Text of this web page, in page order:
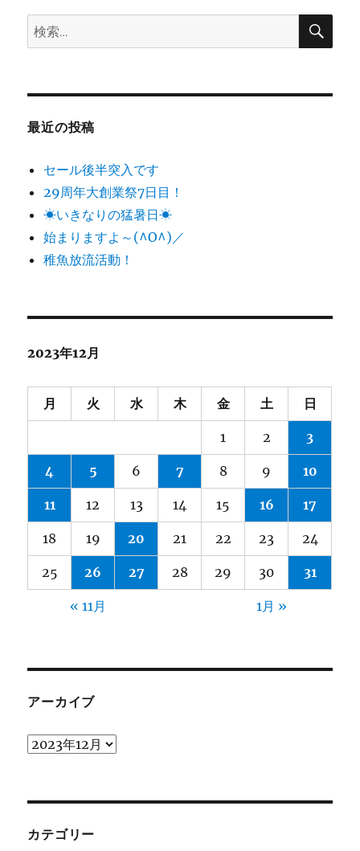
検
索:
検
最近の投稿
セール後半突入です
29周年大創業祭7日目！
☀いきなりの猛暑日☀
始まりますよ～(^O^)／
稚魚放流活動！
2023年12月
月 火 水 木 金 土 日
1 2 3
4 5 6 7 8 9 10
11 12 13 14 15 16 17
18 19 20 21 22 23 24
25 26 27 28 29 30 31
« 11月 1月 »
アーカイブ
ア
ブ
カテゴリー